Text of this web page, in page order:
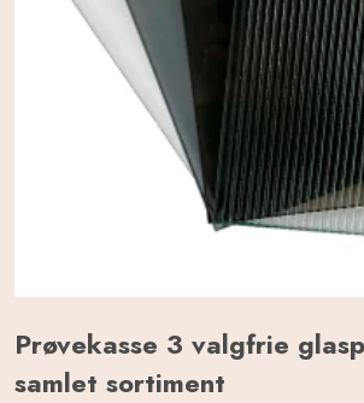
Prøvekasse 3 valgfrie
samlet sortiment